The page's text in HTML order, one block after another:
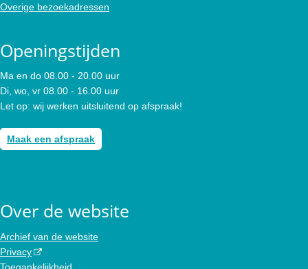
Overige bezoekadressen
Openingstijden
Ma en do 08.00 - 20.00 uur
Di, wo, vr 08.00 - 16.00 uur
Let op: wij werken uitsluitend op afspraak!
Maak een afspraak
Over de website
Archief van de website
Privacy
Toegankelijkheid